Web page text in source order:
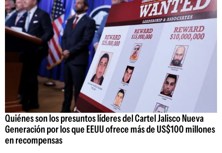
Quiénes son los presuntos líderes del Cartel Jalisco Nueva
Generación por los que EEUU ofrece más de US$100 millones
en recompensas